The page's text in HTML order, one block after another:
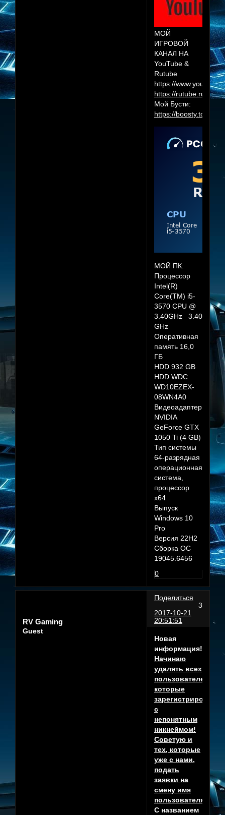
МОЙ
ИГРОВОЙ
КАНАЛ НА
YouTube &
Rutube
https://
https://rutube.ru/
Мой Бусти:
https://boosty.to/
МОЙ ПК:
Процессор
Intel(R)
Core(TM) i5-
3570 CPU @
3.40GHz 3.40
GHz
Оперативная
память 16,0
ГБ
HDD 932 GB
HDD WDC
WD10EZEX-
08WN4A0
Видеоадаптер
NVIDIA
GeForce GTX
1050 Ti (4 GB)
Тип системы
64-разрядная
операционная
система,
процессор
x64
Выпуск
Windows 10
Pro
Версия 22H2
Сборка ОС
19045.6456
0
Поделиться
3
2017-10-21
20:51:51
RV Gaming
Guest
Новая
информация!
Начинаю
удалять всех
пользователей
которые
с
непонятным
никнеймом!
Советую и
тех, которые
уже с нами,
подать
заявки на
смену имя
пользователя!
С названием